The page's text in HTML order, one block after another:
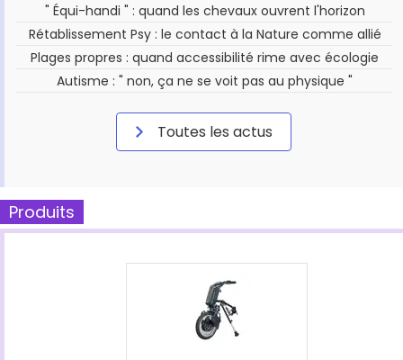
" Équi-handi " : quand les chevaux ouvrent l'horizon
Rétablissement Psy : le contact à la Nature comme allié
Plages propres : quand accessibilité rime avec écologie
Autisme : " non, ça ne se voit pas au physique "
Toutes les actus
Produits